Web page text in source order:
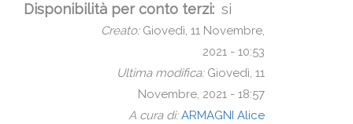
Disponibilità per conto terzi si
Creato: Giovedì, 11 Novembre,
2021 - 10:53
Ultima modifica: Giovedì, 11
Novembre, 2021 - 18:57
A cura di: ARMAGNI Alice